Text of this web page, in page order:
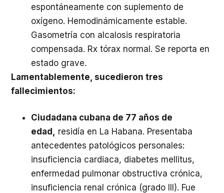
espontáneamente con suplemento de
oxígeno. Hemodinámicamente estable.
Gasometría con alcalosis respiratoria
compensada. Rx tórax normal. Se reporta en
estado grave.
Lamentablemente, sucedieron tres
fallecimientos:
Ciudadana cubana de 77 años de
edad, residía en La Habana. Presentaba
antecedentes patológicos personales:
insuficiencia cardiaca, diabetes mellitus,
enfermedad pulmonar obstructiva crónica,
insuficiencia renal crónica (grado III). Fue